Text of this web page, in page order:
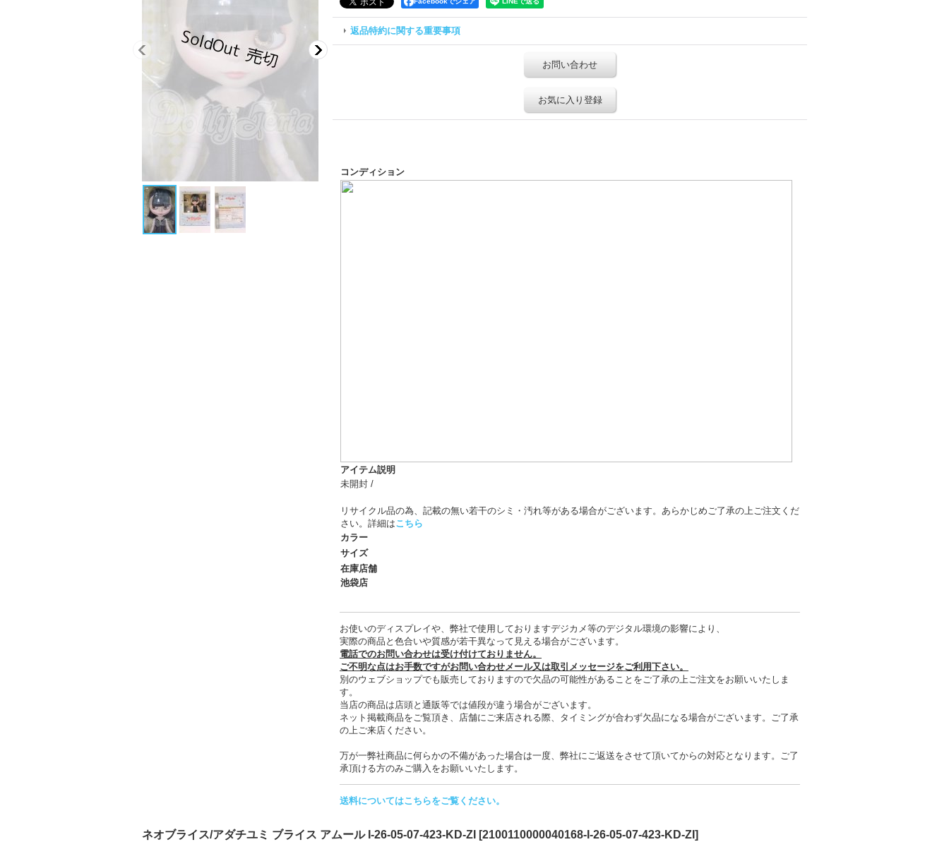
返品特約に関する重要事項
お問い合わせ
お気に入り登録
コンディション
アイテム説明
未開封 /
リサイクル品の為、記載の無い若干のシミ・汚れ等がある場合がございます。あらかじめご了承の上ご注文くだ
さい。詳細はこちら
カラー
サイズ
在庫店舗
池袋店
お使いのディスプレイや、弊社で使用しておりますデジカメ等のデジタル環境の影響により、
実際の商品と色合いや質感が若干異なって見える場合がございます。
電話でのお問い合わせは受け付けておりません。
ご不明な点はお手数ですがお問い合わせメール又は取引メッセージをご利用下さい。
別のウェブショップでも販売しておりますので欠品の可能性があることをご了承の上ご注文をお願いいたしま
す。
当店の商品は店頭と通販等では値段が違う場合がございます。
ネット掲載商品をご覧頂き、店舗にご来店される際、タイミングが合わず欠品になる場合がございます。ご了承
の上ご来店ください。
万が一弊社商品に何らかの不備があった場合は一度、弊社にご返送をさせて頂いてからの対応となります。ご了
承頂ける方のみご購入をお願いいたします。
送料についてはこちらをご覧ください。
ネオブライス/アダチユミ ブライス アムール I-26-05-07-423-KD-ZI [2100110000040168-I-26-05-07-423-KD-ZI ]